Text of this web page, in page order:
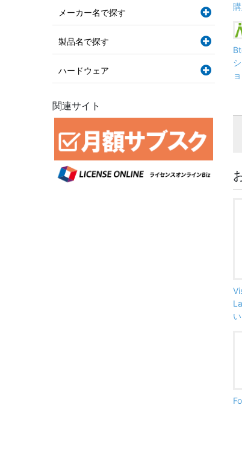
い
メーカー名で探す
製品名で探す
ハードウェア
関連サイト